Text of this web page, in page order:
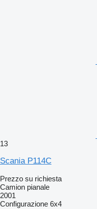
13
Scania P114C
Prezzo su richiesta
Camion pianale
2001
Configurazione 6x4